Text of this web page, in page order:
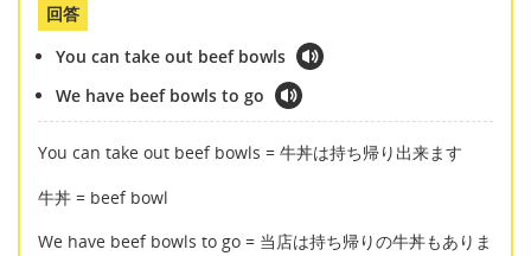
回答
You can take out beef bowls
We have beef bowls to go
You can take out beef bowls = 牛丼は持ち帰り出来ます
牛丼 = beef bowl
We have beef bowls to go = 当店は持ち帰りの牛丼もありま